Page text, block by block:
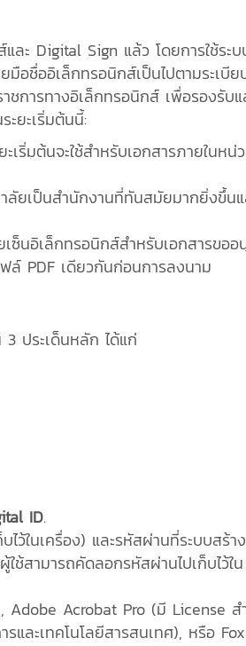
ละ Digital Sign แล้ว โดยการใช้ระบ
อชื่ออิเล็กทรอนิกส์เป็นไปตามระเบี
การทางอิเล็กทรอนิกส์ เพื่อรองรับแ
ยะเริ่มต้นนี้:
เริ่มต้นจะใช้สำหรับเอกสารภายในหน่
ลัยเป็นสำนักงานที่ทันสมัยมากยิ่งขึ้นแ
ซ็นอิเล็กทรอนิกส์สำหรับเอกสารขอ
ฟล์ PDF เดียวกันก่อนการลงนาม
3 ประเด็นหลัก ได้แก่
ID.
ว้ในเครื่อง) และรหัสผ่านที่ระบบสร้า
ช้สามารถคัดลอกรหัสผ่านไปเก็บไว้ใน
Adobe Acrobat Pro (มี License ส
ละเทคโนโลยีสารสนเทศ), หรือ